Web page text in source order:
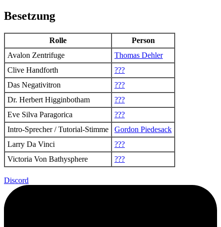
Besetzung
Rolle
Person
Avalon Zentrifuge
Thomas Dehler
Clive Handforth
???
Das Negativitron
???
Dr. Herbert Higginbotham
???
Eve Silva Paragorica
???
Intro-Sprecher / Tutorial-Stimme
Gordon Piedesack
Larry Da Vinci
???
Victoria Von Bathysphere
???
Discord